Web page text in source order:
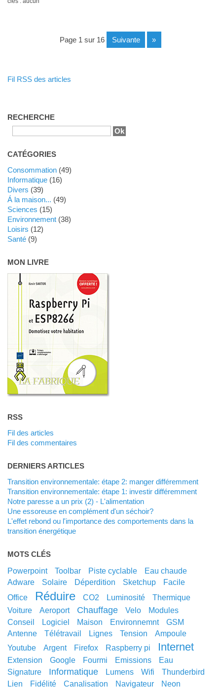
page 1 sur 16 suivante »
Fil RSS des articles
RECHERCHE
CATÉGORIES
Consommation(49)
Informatique(16)
Divers (39)
Á la maison... (49)
Sciences (15)
Environnement(38)
Loisirs (12)
Santé(9)
MON LIVRE
RSS
Fil des articles
Fil des commentaires
DERNIERS ARTICLES
Transition environnementale: étape 2: manger différemment
Transition environnementale: étape 1: investir différemment
Notre paresse a un prix (2) - L'alimentation
Une essoreuse en complément d'un séchoir?
L'effet rebond ou l'importance des comportements dans la
transition énergétique
MOTS CLÉS
powerpoint toolbar piste cyclable
eau chaude
adware
solaire déperdition sketchup
facile
office
réduire CO2 luminosité
thermique
voiture
aeroport chauffage velo
modules
conseil
logiciel maison environnemnt
GSM
antenne
télétravail lignes tension
ampoule
youtube
argent Firefox raspberry pi internet
extension google fourmi emissions
eau
signature
informatique lumens wifi
thunderbird
lien
fidélité canalisation navigateur
neon